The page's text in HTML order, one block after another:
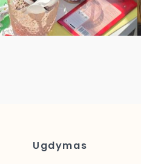
Ugdymas